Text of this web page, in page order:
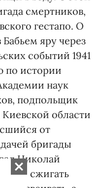
смертников,
гестапо. О
яру через
событий 1941
по истории
наук
подпольщик
области
от
бригады
Николай
и сжигать